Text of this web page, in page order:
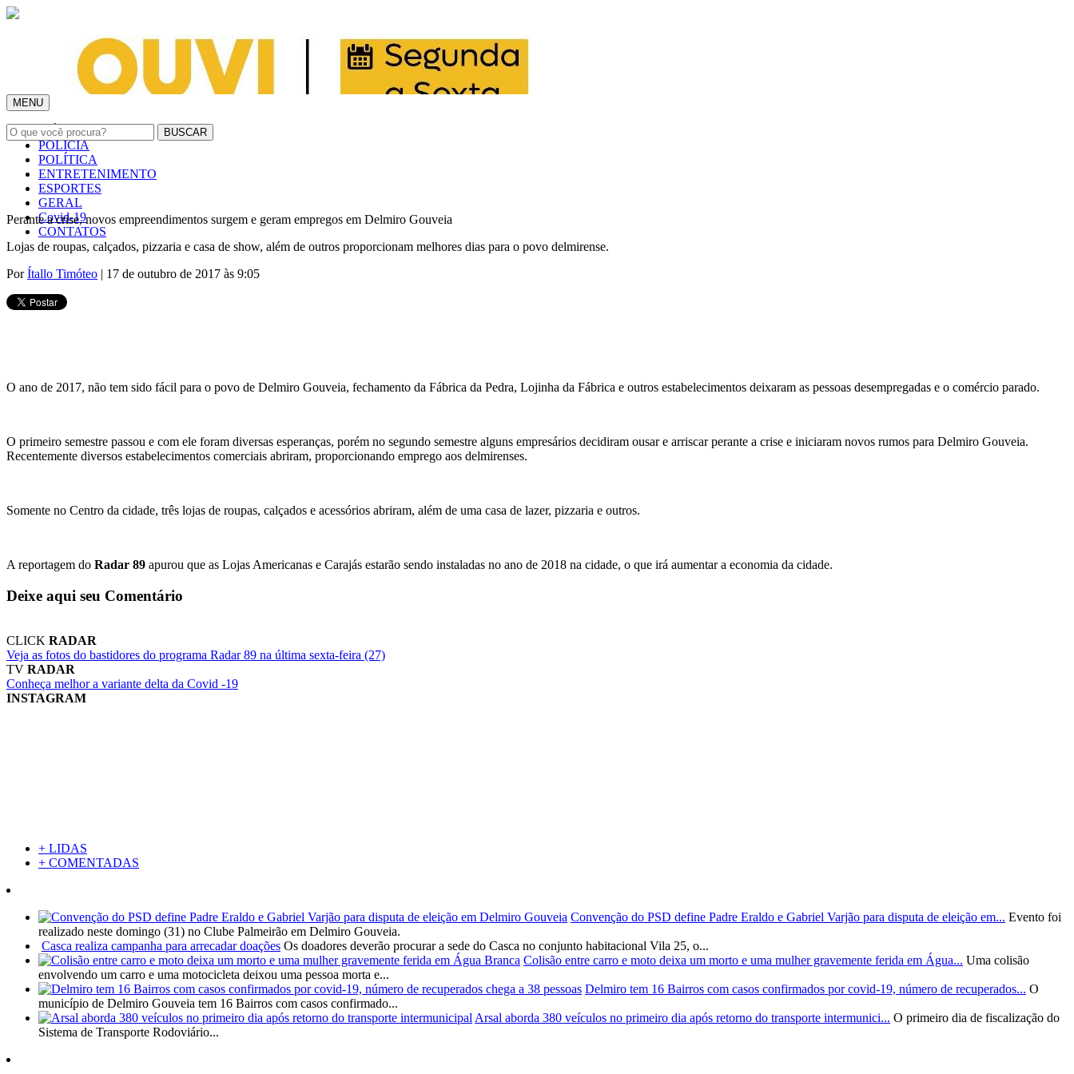
MENU
INÍCIO
POLÍCIA
POLÍTICA
ENTRETENIMENTO
ESPORTES
GERAL
Covid-19
CONTATOS
Perante a crise, novos empreendimentos surgem e geram empregos em Delmiro Gouveia
Lojas de roupas, calçados, pizzaria e casa de show, além de outros proporcionam melhores dias para o povo delmirense.
PorÍtallo Timóteo | 17 de outubro de 2017 às 9:05
O ano de 2017, não tem sido fácil para o povo de Delmiro Gouveia, fechamento da Fábrica da Pedra, Lojinha da Fábrica e outros estabelecimentos deixaram as pessoas desempregadas e o comércio parado.
O primeiro semestre passou e com ele foram diversas esperanças, porém no segundo semestre alguns empresários decidiram ousar e arriscar perante a crise e iniciaram novos rumos para Delmiro Gouveia.
Recentemente diversos estabelecimentos comerciais abriram, proporcionando emprego aos delmirenses.
Somente no Centro da cidade, três lojas de roupas, calçados e acessórios abriram, além de uma casa de lazer, pizzaria e outros.
A reportagem do Radar 89 apurou que as Lojas Americanas e Carajás estarão sendo instaladas no ano de 2018 na cidade, o que irá aumentar a economia da cidade.
Deixe aqui seu Comentário
CLICK RADAR
Veja as fotos do bastidores do programa Radar 89 na última sexta-feira (27)
TV RADAR
Conheça melhor a variante delta da Covid -19
INSTAGRAM
+ LIDAS
+ COMENTADAS
Convenção do PSD define Padre Eraldo e Gabriel Varjão para disputa de eleição em... Evento foi
realizado neste domingo (31) no Clube Palmeirão em Delmiro Gouveia.
Casca realiza campanha para arrecadar doações Os doadores deverão procurar a sede do Casca no conjunto habitacional Vila 25, o...
Colisão entre carro e moto deixa um morto e uma mulher gravemente ferida em Água... Uma colisão
envolvendo um carro e uma motocicleta deixou uma pessoa morta e...
Delmiro tem 16 Bairros com casos confirmados por covid-19, número de recuperados... O
município de Delmiro Gouveia tem 16 Bairros com casos confirmado...
Arsal aborda 380 veículos no primeiro dia após retorno do transporte intermunici... O primeiro dia de fiscalização do
Sistema de Transporte Rodoviário...